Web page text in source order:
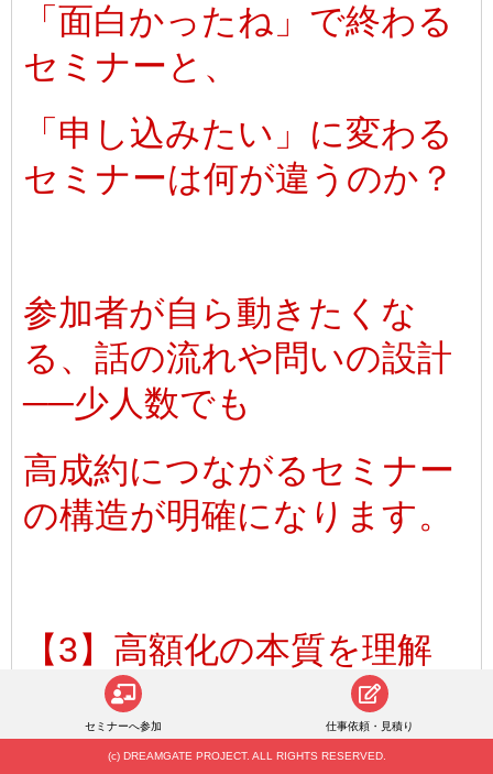
セミナーへ参加 仕事依頼・見積り
「面白かったね」で終わる
セミナーと、
「申し込みたい」に変わる
セミナーは何が違うのか？
参加者が自ら動きたくな
る、話の流れや問いの設計
──少人数でも
高成約につながるセミナー
の構造が明確になります。
【3】高額化の本質を理解
し、自信を持って価格設定
できる(c) DREAMGATE PROJECT. ALL RIGHTS RESERVED.